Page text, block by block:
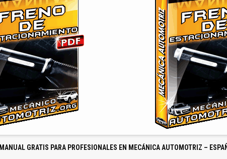
MANUAL GRATIS PARA PROFESIONALES EN MECÁNICA AUTOMOTRIZ –